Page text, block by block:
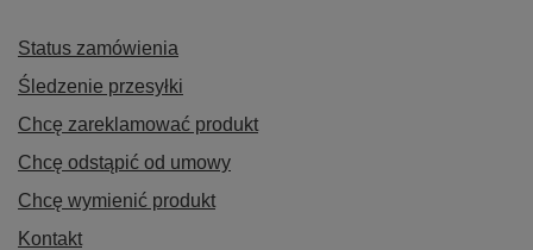
Status zamówienia
Śledzenie przesyłki
Chcę zareklamować produkt
Chcę odstąpić od umowy
Chcę wymienić produkt
Kontakt